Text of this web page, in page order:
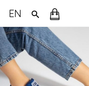
EN